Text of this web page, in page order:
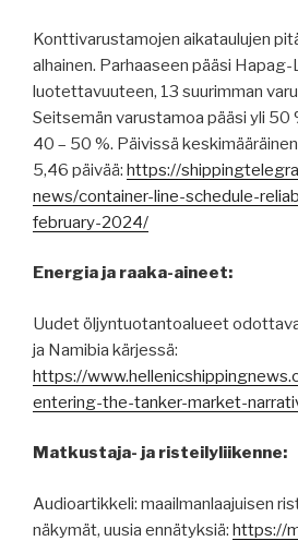
Konttivarustamojen aikataulujen
alhainen. Parhaaseen pääsi
luotettavuuteen, 13 suurimman
Seitsemän varustamoa pääsi yli 50
40 – 50 %. Päivissä
5,46 päivää: https://
news/container-line-schedule-
february-2024/
Energia ja raaka-aineet:
Uudet öljyntuotantoalueet
ja Namibia kärjessä:
https://
entering-the-tanker-market-
Matkustaja- ja risteilyliikenne:
Audioartikkeli: maailmanlaajuisen
näkymät, uusia ennätyksiä: https://